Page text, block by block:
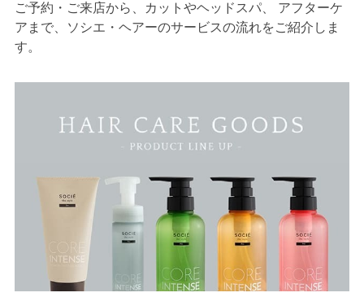
ご予約・ご来店から、カットやヘッドスパ、 アフターケ
アまで、ソシエ・ヘアーのサービスの流れをご紹介しま
す。